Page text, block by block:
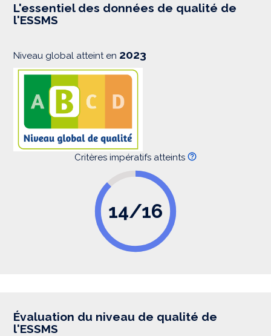
s
i
L'essentiel des données de qualité de
l'ESSMS
Niveau global atteint en 2023
Critères impératifs atteints
14/16
Évaluation du niveau de qualité de
l'ESSMS